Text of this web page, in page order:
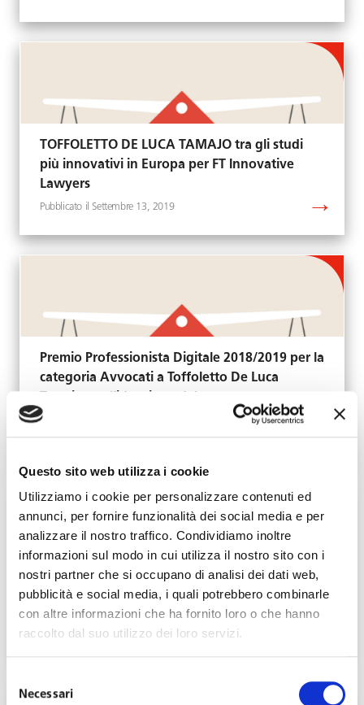
Questo sito web utilizza i cookie
Utilizziamo i cookie per personalizzare contenuti ed
annunci, per fornire funzionalità dei social media e per
analizzare il nostro traffico. Condividiamo inoltre
informazioni sul modo in cui utilizza il nostro sito con i
nostri partner che si occupano di analisi dei dati web,
pubblicità e social media, i quali potrebbero combinarle
con altre informazioni che ha fornito loro o che hanno
raccolto dal suo utilizzo dei loro servizi.
delNecessari
TOFFOLETTO DE LUCA TAMAJO tra gli studi
più innovativi in Europa per FT Innovative
Lawyers
Settembre 13, 2019
Premio Professionista Digitale 2018/2019 per la
categoria Avvocati a Toffoletto De Luca
Preventivatore/Staffatore
Maggio 10, 2019
CHAMBERS & PARTNERS: Studio confermato
in BAND 1
Marzo 14, 2019